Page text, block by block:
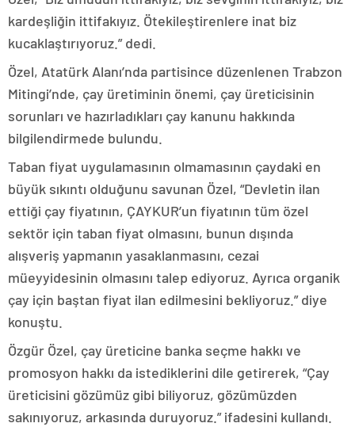
kardeşliğin ittifakıyız. Ötekileştirenlere inat biz
kucaklaştırıyoruz.” dedi.
Özel, Atatürk Alanı’nda partisince düzenlenen Trabzon
Mitingi’nde, çay üretiminin önemi, çay üreticisinin
sorunları ve hazırladıkları çay kanunu hakkında
bilgilendirmede bulundu.
Taban fiyat uygulamasının olmamasının çaydaki en
büyük sıkıntı olduğunu savunan Özel, “Devletin ilan
ettiği çay fiyatının, ÇAYKUR’un fiyatının tüm özel
sektör için taban fiyat olmasını, bunun dışında
alışveriş yapmanın yasaklanmasını, cezai
müeyyidesinin olmasını talep ediyoruz. Ayrıca organik
çay için baştan fiyat ilan edilmesini bekliyoruz.” diye
konuştu.
Özgür Özel, çay üreticine banka seçme hakkı ve
promosyon hakkı da istediklerini dile getirerek, “Çay
üreticisini gözümüz gibi biliyoruz, gözümüzden
sakınıyoruz, arkasında duruyoruz.” ifadesini kullandı.